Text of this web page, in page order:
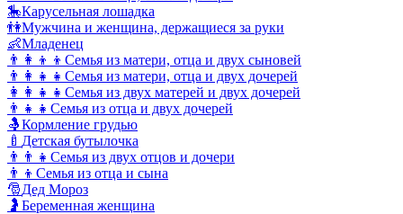
🎠Карусельная лошадка
👫Мужчина и женщина, держащиеся за руки
👶Младенец
👨‍👩‍👦‍👦 Семья из матери, отца и двух сыновей
👨‍👩‍👧‍👧 Семья из матери, отца и двух дочерей
👩‍👩‍👧‍👧 Семья из двух матерей и двух дочерей
👨‍👧‍👧 Семья из отца и двух дочерей
🤱Кормление грудью
🍼 Детская бутылочка
👨‍👨‍👧 Семья из двух отцов и дочери
👨‍👦 Семья из отца и сына
🎅Дед Мороз
🤰 Беременная женщина